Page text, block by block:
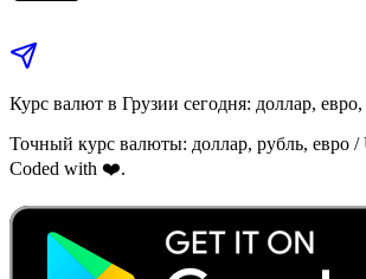
Курс валют в Грузии сегодня: доллар,
Точный курс валюты: доллар, рубль, евро
Coded with ❤️.